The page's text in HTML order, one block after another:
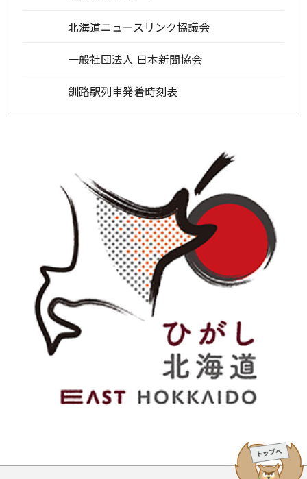
北海道ニュースリンク協議会
一般社団法人 日本新聞協会
釧路駅列車発着時刻表